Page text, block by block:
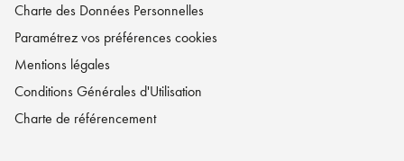
Charte des Données Personnelles
Paramétrez vos préférences cookies
Mentions légales
Conditions Générales d'Utilisation
Charte de référencement